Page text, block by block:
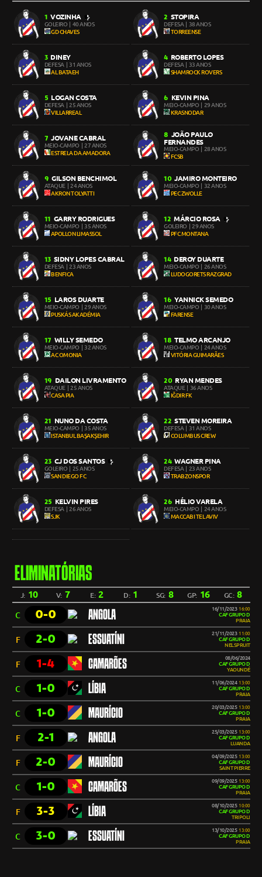
1 VOZINHA
GOLEIRO
| 40 ANOS
GD CHAVES
2 STOPIRA
DEFESA | 38 ANOS
TORREENSE
3 DINEY
DEFESA | 31 ANOS
AL BATAEH
4 ROBERTO LOPES
DEFESA | 33 ANOS
SHAMROCK ROVERS
5 LOGAN COSTA
DEFESA | 25 ANOS
VILLARREAL
6 KEVIN PINA
MEIO-CAMPO
| 29 ANOS
KRASNODAR
7 JOVANE CABRAL
MEIO-CAMPO
| 27 ANOS
ESTRELA DA AMADORA
8 JOÃO PAULO
FERNANDES
MEIO-CAMPO
| 28 ANOS
FCSB
9 GILSON BENCHIMOL
ATAQUE | 24 ANOS
AKRON TOLYATTI
10 JAMIRO MONTEIRO
MEIO-CAMPO
| 32 ANOS
PEC ZWOLLE
11 GARRY RODRIGUES
MEIO-CAMPO
| 35 ANOS
APOLLON LIMASSOL
12 MÁRCIO ROSA
GOLEIRO
| 29 ANOS
PFC MONTANA
13 SIDNY LOPES CABRAL
DEFESA | 23 ANOS
BENFICA
14 DEROY DUARTE
MEIO-CAMPO
| 26 ANOS
LUDOGORETS RAZGRAD
15 LAROS DUARTE
MEIO-CAMPO
| 29 ANOS
PUSKÁS AKADÉMIA
16 YANNICK SEMEDO
MEIO-CAMPO
| 30 ANOS
FARENSE
17 WILLY SEMEDO
MEIO-CAMPO
| 32 ANOS
AC OMONIA
18 TELMO ARCANJO
MEIO-CAMPO
| 24 ANOS
VITÓRIA GUIMARÃES
19 DAILON LIVRAMENTO
ATAQUE | 25 ANOS
CASA PIA
20 RYAN MENDES
ATAQUE | 36 ANOS
IĞDIR FK
21 NUNO DA COSTA
MEIO-CAMPO
| 35 ANOS
ISTANBUL BAŞAKŞEHIR
22 STEVEN MOREIRA
DEFESA | 31 ANOS
COLUMBUS CREW
23 CJ DOS SANTOS
GOLEIRO
| 25 ANOS
SAN DIEGO FC
24 WAGNER PINA
DEFESA | 23 ANOS
TRABZONSPOR
25 KELVIN PIRES
DEFESA | 26 ANOS
SJK
26 HÉLIO VARELA
MEIO-CAMPO
| 24 ANOS
MACCABI TEL AVIV
ELIMINATÓRIAS
J: 10 V: 7 E:2 D: 1 SG: 8 GP: 16 GC: 8
C 0-0 ANGOLA 16/11/2023 16:00
CAF GRUPO D
PRAIA
F 2-0 ESSUATÍNI 21/11/2023 11:00
CAF GRUPO D
NELSPRUIT
F 1-4 CAMARÕES
08/06/2024
CAF GRUPO D
YAOUNDÉ
C 1-0 LÍBIA 11/06/2024 13:00
CAF GRUPO D
PRAIA
C 1-0 MAURÍCIO 20/03/2025 13:00
CAF GRUPO D
PRAIA
F 2-1 ANGOLA 25/03/2025 13:00
CAF GRUPO D
LUANDA
F 2-0 MAURÍCIO 04/09/2025 13:00
CAF GRUPO D
SAINT PIERRE
C 1-0 CAMARÕES 09/09/2025 13:00
CAF GRUPO D
PRAIA
F 3-3 LÍBIA 08/10/2025 10:00
CAF GRUPO D
TRIPOLI
C 3-0 ESSUATÍNI 13/10/2025 13:00
CAF GRUPO D
PRAIA